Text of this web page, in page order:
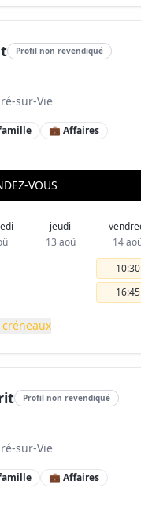
Profil non revendiqué
sur-Vie
💼 Affaires
VOUS
jeudi
13 aoû
-
14
10:30
16:45
Profil non revendiqué
sur-Vie
💼 Affaires